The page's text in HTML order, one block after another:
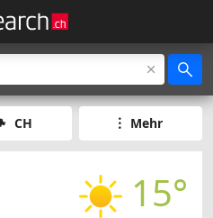
CH Mehr
15°